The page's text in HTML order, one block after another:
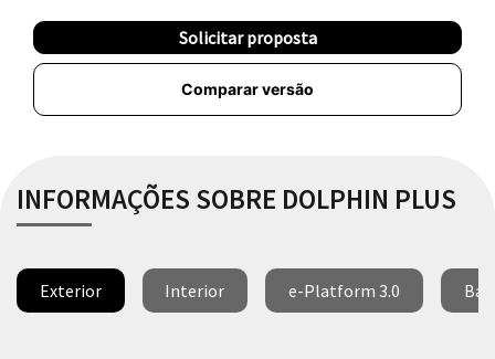
Solicitar proposta
Comparar versão
INFORMAÇÕES SOBRE DOLPHIN PLUS
Exterior Interior e-Platform 3.0